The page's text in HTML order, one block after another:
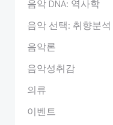
음악 DNA: 역사학
음악 선택: 취향분석
음악론
음악성취감
의류
이벤트